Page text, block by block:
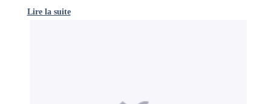
Lire la suite